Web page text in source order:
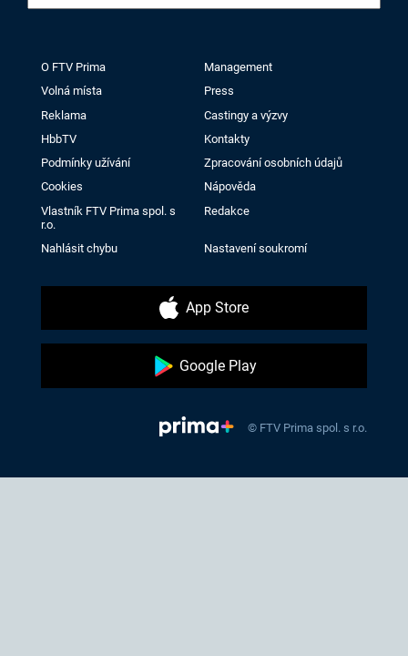
O FTV Prima
Management
Volná místa
Press
Reklama
Castingy a výzvy
HbbTV
Kontakty
Podmínky užívání
Zpracování osobních údajů
Cookies
Nápověda
Vlastník FTV Prima spol. s
r.o.
Redakce
Nahlásit chybu Nastavení soukromí
App Store
Google Play
© FTV Prima spol. s r.o.